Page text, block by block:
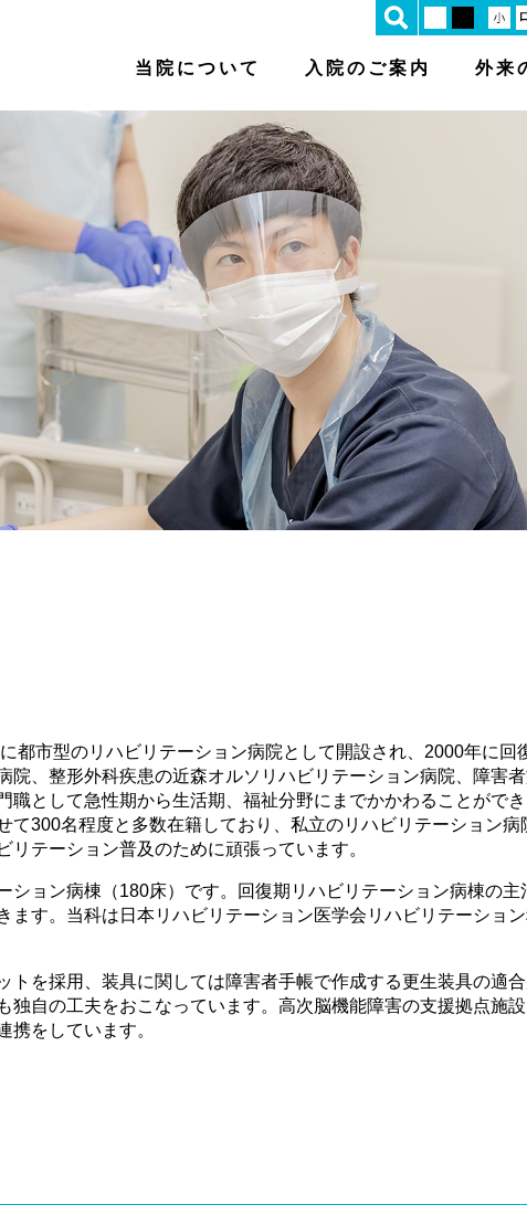
当院について 入院のご案内 外来
都市型のリハビリテーション病院として開設され、2000年に回
、整形外科疾患の近森オルソリハビリテーション病院、障害
として急性期から生活期、福祉分野にまでかかわることがで
300名程度と多数在籍しており、私立のリハビリテーション
テーション普及のために頑張っています。
ョン病棟（180床）です。回復期リハビリテーション病棟の
す。当科は日本リハビリテーション医学会リハビリテーション
を採用、装具に関しては障害者手帳で作成する更生装具の適
自の工夫をおこなっています。高次脳機能障害の支援拠点施
をしています。